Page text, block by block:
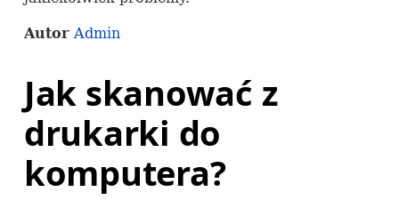
AutorAdmin
Jak skanować z
drukarki do
komputera?